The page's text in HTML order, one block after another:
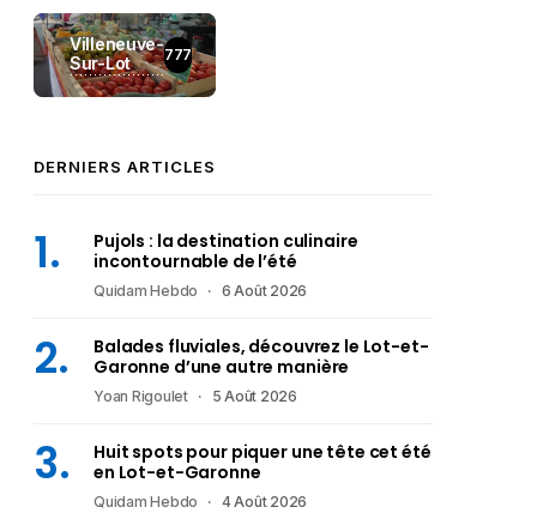
Villeneuve-
Sur-Lot
777
DERNIERS ARTICLES
Pujols : la destination culinaire
incontournable de l’été
Quidam Hebdo 6 Août 2026
Balades fluviales, découvrez le Lot-et-
Garonne d’une autre manière
Yoan Rigoulet 5 Août 2026
Huit spots pour piquer une tête cet été
en Lot-et-Garonne
Quidam Hebdo 4 Août 2026